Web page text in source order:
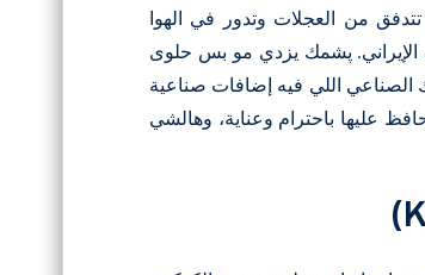
من العجلات وتدور في الهوا
الإيراني. پشمك يزدي مو بس حلوى
الصناعي اللي فيه إضافات صناعية
عليها باحترام وعناية، وهالشي